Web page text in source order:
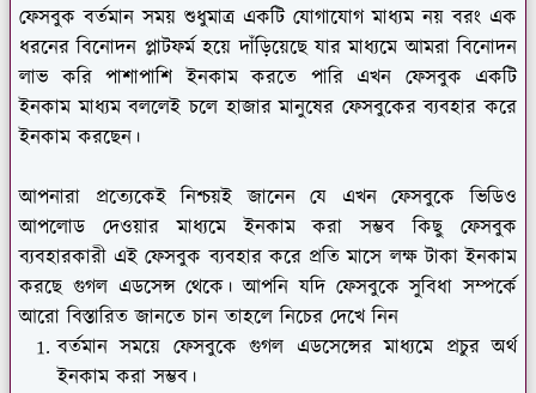
ফেসবুক বর্তমান সময় শুধুমাত্র একটি যোগাযোগ মাধ্যম নয় বরং এক
ধরনের বিনোদন প্লাটফর্ম হয়ে দাঁড়িয়েছে যার মাধ্যমে আমরা বিনোদন
লাভ করি পাশাপাশি ইনকাম করতে পারি এখন ফেসবুক একটি
ইনকাম মাধ্যম বললেই চলে হাজার মানুষের ফেসবুকের ব্যবহার করে
ইনকাম করছেন।
আপনারা প্রত্যেকেই নিশ্চয়ই জানেন যে এখন ফেসবুকে ভিডিও
আপলোড দেওয়ার মাধ্যমে ইনকাম করা সম্ভব কিছু ফেসবুক
ব্যবহারকারী এই ফেসবুক ব্যবহার করে প্রতি মাসে লক্ষ টাকা ইনকাম
করছে গুগল এডসেন্স থেকে। আপনি যদি ফেসবুকে সুবিধা সম্পর্কে
আরো বিস্তারিত জানতে চান তাহলে নিচের দেখে নিন
বর্তমান সময়ে ফেসবুকে গুগল এডসেন্সের মাধ্যমে প্রচুর অর্থ
ইনকাম করা সম্ভব।